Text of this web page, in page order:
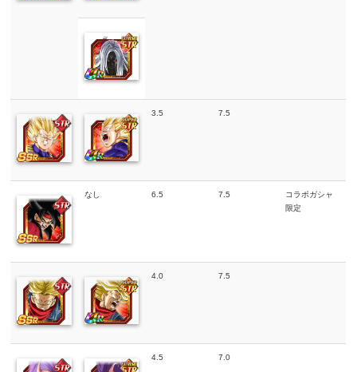
3.5 7.5
なし 6.5 7.5
コラボガシャ
限定
4.0 7.5
4.5 7.0